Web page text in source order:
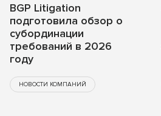
BGP Litigation
подготовила обзор о
субординации
требований в 2026
году
НОВОСТИ КОМПАНИЙ